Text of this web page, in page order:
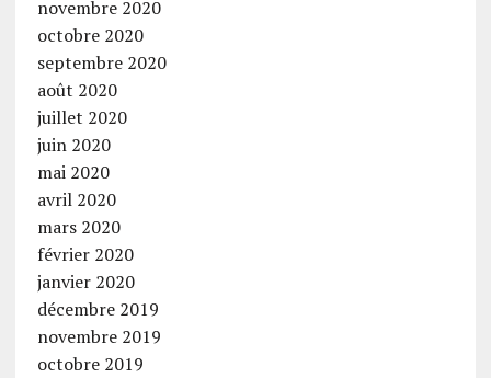
novembre 2020
octobre 2020
septembre 2020
août 2020
juillet 2020
juin 2020
mai 2020
avril 2020
mars 2020
février 2020
janvier 2020
décembre 2019
novembre 2019
octobre 2019